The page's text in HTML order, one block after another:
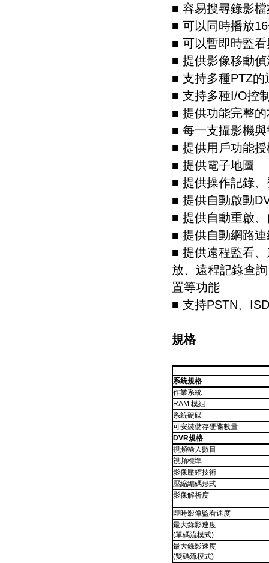
■ 容易搜尋錄影
■ 可以同時播放
■ 可以暫即時監
■ 提供影像移動
■ 支持多種PTZ的
■ 支持多種I/O控
■ 提供功能完整
■ 每一支攝影機
■ 提供用戶功能
■ 提供電子地圖
■ 提供操作記錄
■ 提供自動啟動
■ 提供自動重啟
■ 提供自動網路
■ 提供遠程監看
放、遠程記錄查
置等功能
■ 支持PSTN、
規格
系統規格
作業系統
RAM 模組
系統硬碟
可安裝儲存硬碟數量
DVR規格
視頻輸入數目
視頻標準
影像壓縮技術
壓縮編碼形式
影像解析度
即時影像監看速度
最大錄影速度
(單碼流模式)
最大錄影速度
(雙碼流模式)